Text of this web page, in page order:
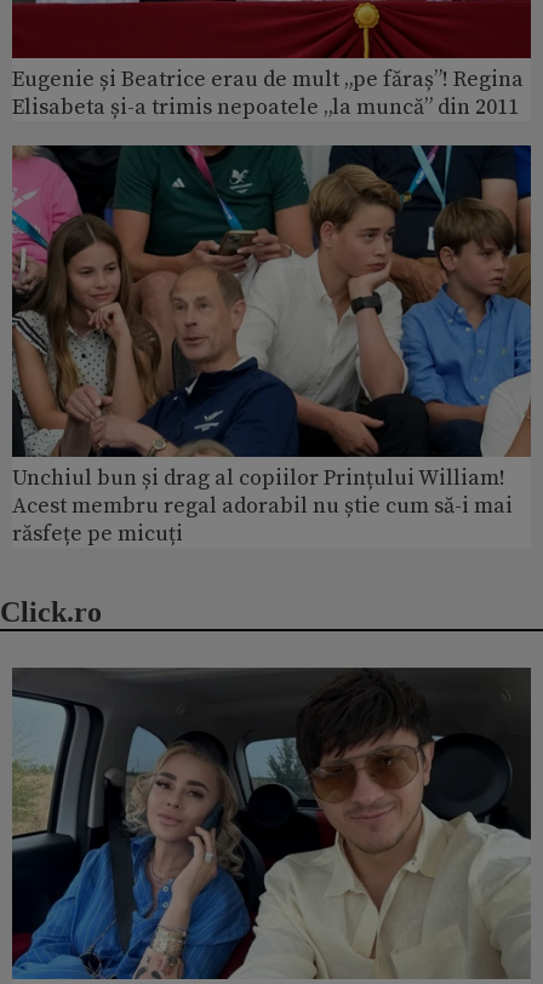
Eugenie și Beatrice erau de mult „pe făraș”! Regina
Elisabeta și-a trimis nepoatele „la muncă” din 2011
Unchiul bun și drag al copiilor Prințului William!
Acest membru regal adorabil nu știe cum să-i mai
răsfețe pe micuți
Click.ro